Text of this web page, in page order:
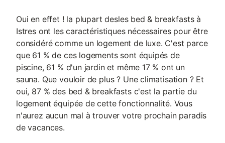
Oui en effet ! la plupart desles bed & breakfasts à
Istres ont les caractéristiques nécessaires pour être
considéré comme un logement de luxe. C'est parce
que 61 % de ces logements sont équipés de
piscine, 61 % d'un jardin et même 17 % ont un
sauna. Que vouloir de plus ? Une climatisation ? Et
oui, 87 % des bed & breakfasts c'est la partie du
logement équipée de cette fonctionnalité. Vous
n'aurez aucun mal à trouver votre prochain paradis
de vacances.